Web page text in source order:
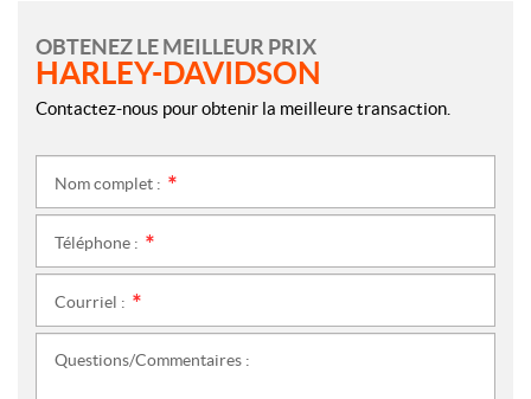
OBTENEZ LE MEILLEUR PRIX
HARLEY-DAVIDSON
Contactez-nous pour obtenir la meilleure transaction.
Nom complet :
Téléphone :
Courriel :
Questions/Commentaires :